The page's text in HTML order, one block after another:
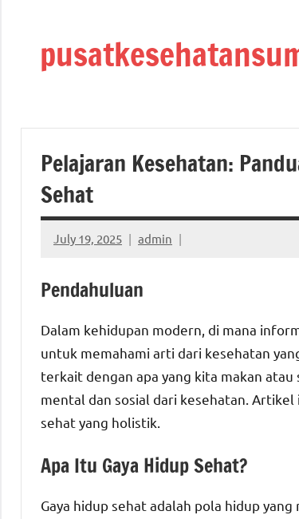
Pelajaran Kesehatan:
Sehat
July 19, 2025 admin
Pendahuluan
Dalam kehidupan modern, di mana
untuk memahami arti dari kesehatan
terkait dengan apa yang kita makan
mental dan sosial dari kesehatan.
sehat yang holistik.
Apa Itu Gaya Hidup Sehat?
Gaya hidup sehat adalah pola hidup